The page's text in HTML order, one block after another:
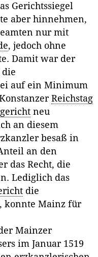
Gerichtssiegel
aber hinnehmen,
nur mit
, jedoch ohne
Damit war der
die
auf ein Minimum
Reichstag
neu
an diesem
besaß in
an den
das Recht, die
Lediglich das
die
konnte Mainz für
Mainzer
im Januar 1519